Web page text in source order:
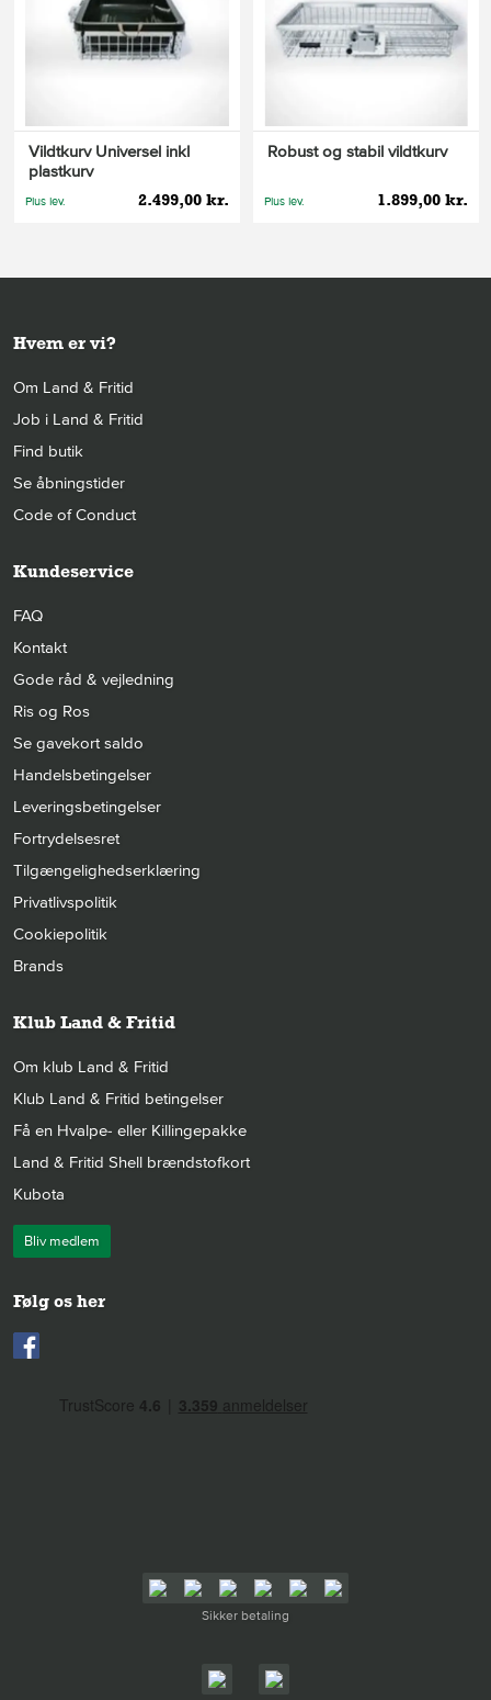
Vildtkurv Universel inkl
plastkurv
2.499,00 kr.
Plus lev.
Robust og stabil vildtkurv
1.899,00 kr.
Plus lev.
Hvem er vi?
Om Land & Fritid
Job i Land & Fritid
Find butik
Se åbningstider
Code of Conduct
Kundeservice
FAQ
Kontakt
Gode råd & vejledning
Ris og Ros
Se gavekort saldo
Handelsbetingelser
Leveringsbetingelser
Fortrydelsesret
Tilgængelighedserklæring
Privatlivspolitik
Cookiepolitik
Brands
Klub Land & Fritid
Om klub Land & Fritid
Klub Land & Fritid betingelser
Få en Hvalpe- eller Killingepakke
Land & Fritid Shell brændstofkort
Kubota
Bliv medlem
Følg os her
Sikker betaling